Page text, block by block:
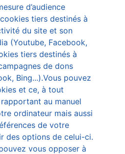
d’audience
tiers destinés à
du site et son
(Youtube, Facebook,
tiers destinés à
de dons
Bing...).Vous pouvez
et ce, à tout
au manuel
ordinateur mais aussi
de votre
des options de celui-ci.
vous opposer à